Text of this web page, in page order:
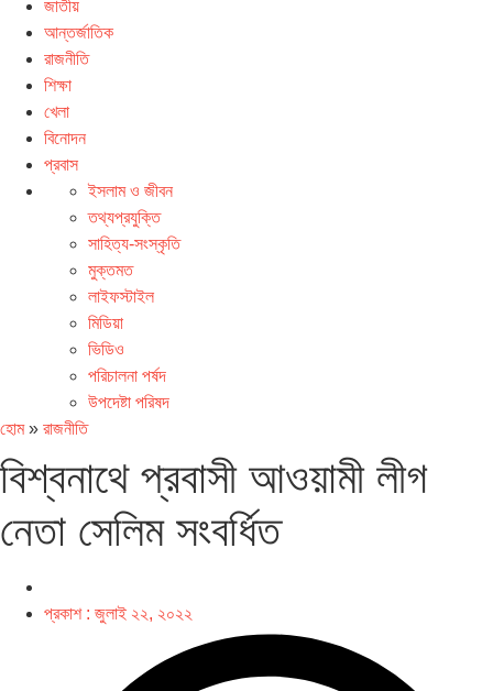
জাতীয়
আন্তর্জাতিক
রাজনীতি
শিক্ষা
খেলা
বিনোদন
প্রবাস
ইসলাম ও জীবন
তথ্যপ্রযুক্তি
সাহিত্য-সংস্কৃতি
মুক্তমত
লাইফস্টাইল
মিডিয়া
ভিডিও
পরিচালনা পর্ষদ
উপদেষ্টা পরিষদ
হোম» রাজনীতি
বিশ্বনাথে প্রবাসী আওয়ামী লীগ
নেতা সেলিম সংবর্ধিত
প্রকাশ : জুলাই ২২, ২০২২